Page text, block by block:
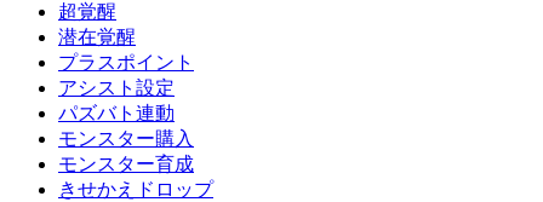
超覚醒
潜在覚醒
プラスポイント
アシスト設定
パズバト連動
モンスター購入
モンスター育成
きせかえドロップ